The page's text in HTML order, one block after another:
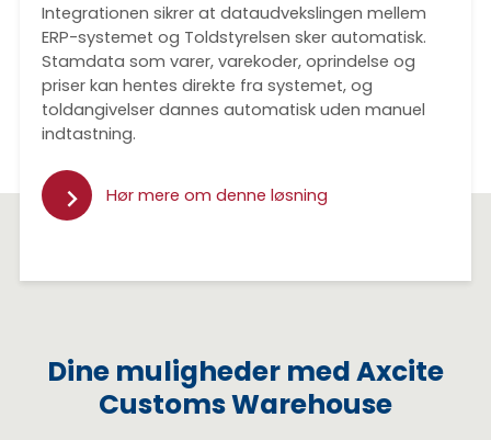
Integrationen sikrer at dataudvekslingen mellem
ERP-systemet og Toldstyrelsen sker automatisk.
Stamdata som varer, varekoder, oprindelse og
priser kan hentes direkte fra systemet, og
toldangivelser dannes automatisk uden manuel
indtastning.
Hør mere om denne løsning
Dine muligheder med Axcite
Customs Warehouse